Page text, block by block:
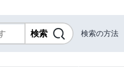
検索の方法